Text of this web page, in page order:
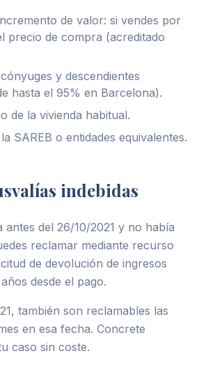
de valor: si vendes por
precio de compra (acreditado
y descendientes
hasta el 95% en Barcelona).
de la vivienda habitual.
SAREB o entidades equivalentes.
indebidas
antes del 26/10/2021 y no había
reclamar mediante recurso
de devolución de ingresos
desde el pago.
también son reclamables las
en esa fecha. Concrete
caso sin coste.